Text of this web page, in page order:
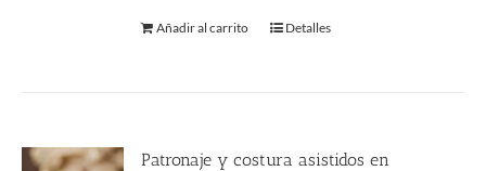
Añadir al carrito Detalles
Patronaje y costura asistidos en